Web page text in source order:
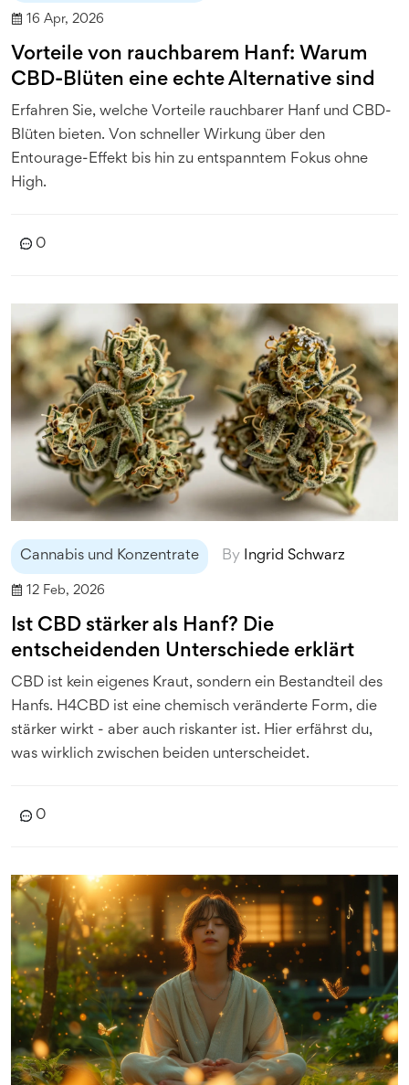
16 Apr, 2026
Vorteile von rauchbarem Hanf: Warum
CBD-Blüten eine echte Alternative sind
Erfahren Sie, welche Vorteile rauchbarer Hanf und CBD-
Blüten bieten. Von schneller Wirkung über den
Entourage-Effekt bis hin zu entspanntem Fokus ohne
High.
0
Cannabis und Konzentrate By Ingrid Schwarz
12 Feb, 2026
Ist CBD stärker als Hanf? Die
entscheidenden Unterschiede erklärt
CBD ist kein eigenes Kraut, sondern ein Bestandteil des
Hanfs. H4CBD ist eine chemisch veränderte Form, die
stärker wirkt - aber auch riskanter ist. Hier erfährst du,
was wirklich zwischen beiden unterscheidet.
0